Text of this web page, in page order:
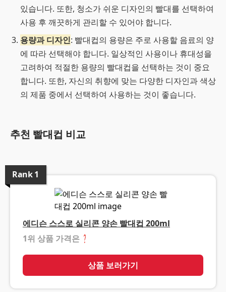
있습니다. 또한, 청소가 쉬운 디자인의 빨대를 선택하여
사용 후 깨끗하게 관리할 수 있어야 합니다.
용량과 디자인: 빨대컵의 용량은 주로 사용할 음료의 양
에 따라 선택해야 합니다. 일상적인 사용이나 휴대성을
고려하여 적절한 용량의 빨대컵을 선택하는 것이 중요
합니다. 또한, 자신의 취향에 맞는 다양한 디자인과 색상
의 제품 중에서 선택하여 사용하는 것이 좋습니다.
추천 빨대컵 비교
Rank1
에디슨 스스로 실리콘 양손 빨대컵 200ml
1위 상품 가격은 ❓
상품 보러가기